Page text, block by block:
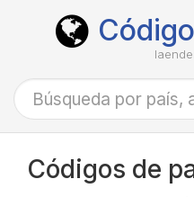
Códigos de